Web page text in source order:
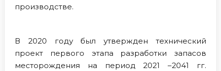
производстве.
В 2020 году был утвержден технический
проект первого этапа разработки запасов
месторождения на период 2021 –2041 гг.